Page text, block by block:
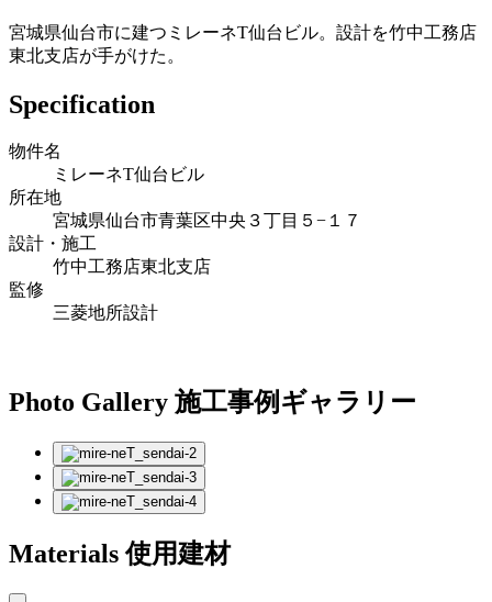
宮城県仙台市に建つミレーネT仙台ビル。設計を竹中工務店
東北支店が手がけた。
Specification
物件名
ミレーネT仙台ビル
所在地
宮城県仙台市青葉区中央３丁目５−１７
設計・施工
竹中工務店東北支店
監修
三菱地所設計
Photo Gallery 施工事例ギャラリー
Materials 使用建材